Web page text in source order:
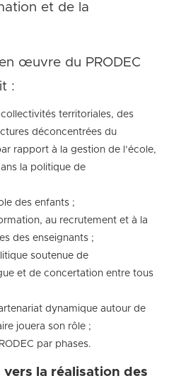
et de la
œuvre du PRODEC
:
territoriales, des
déconcentrées du
rapport à la gestion de l’école,
la politique de
des enfants ;
au recrutement et à la
des enseignants ;
soutenue de
et de concertation entre tous
dynamique autour de
jouera son rôle ;
par phases.
vers la réalisation des